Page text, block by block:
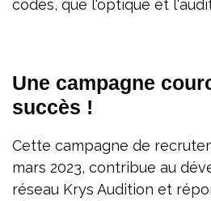
codes, que l'optique et
Une campagne
succès !
Cette campagne de
mars 2023, contribue au
réseau Krys Audition et